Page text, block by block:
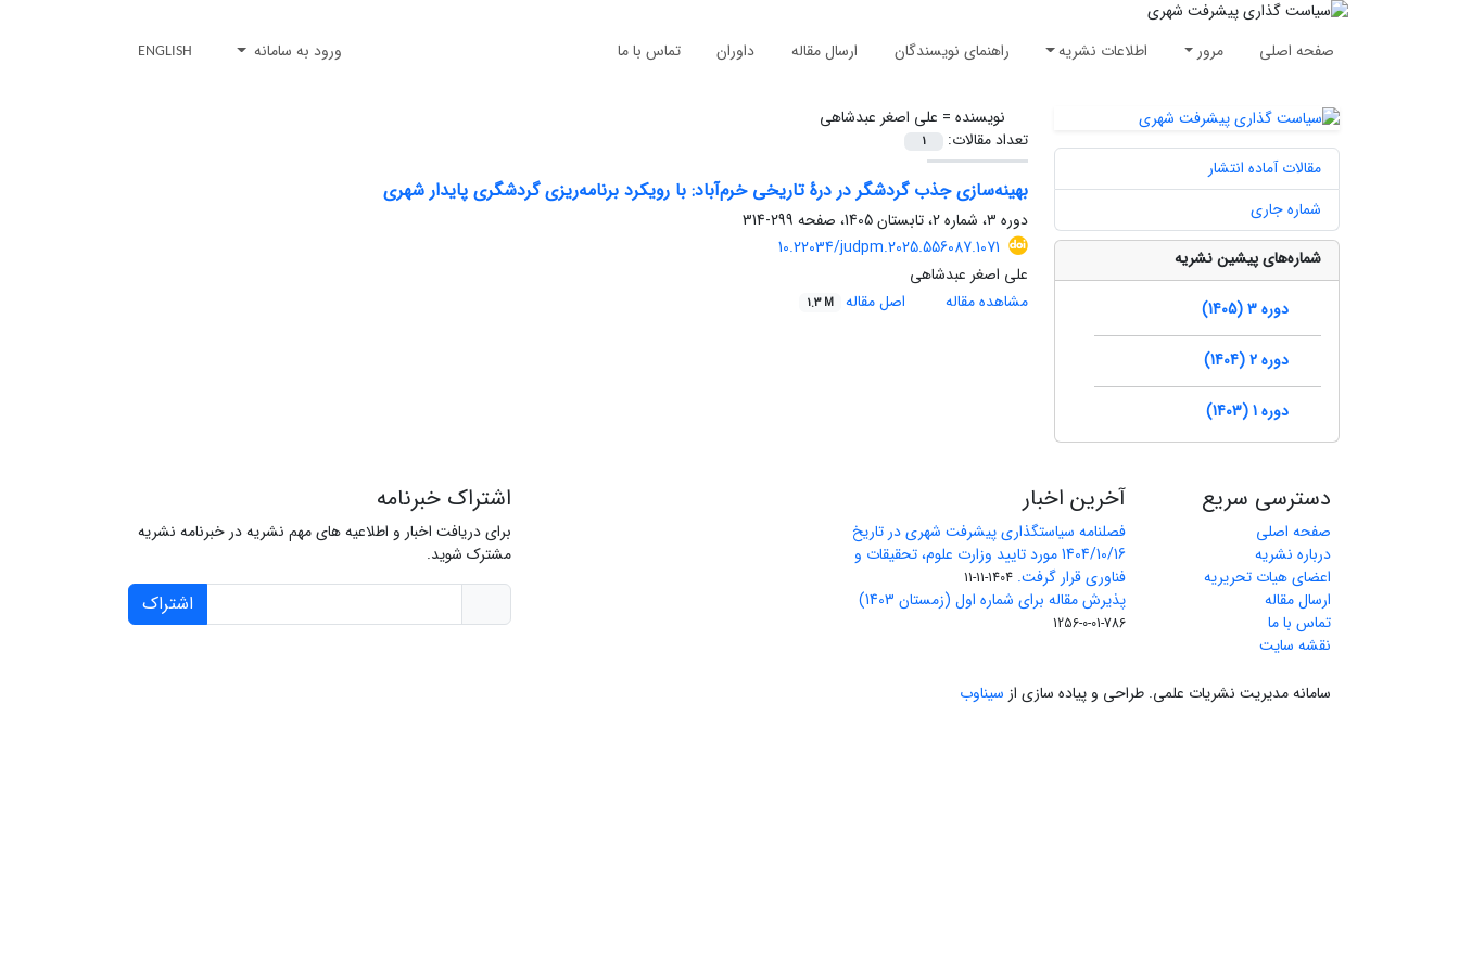
صفحه اصلی مرور اطلاعات نشریه راهنمای نویسندگان ارسال مقاله داوران تماس با ما ورود به سامانه ENGLISH
نویسنده = علی اصغر عبدشاهی
تعداد مقالات:
1
بهینه‌سازی جذب گردشگر در درۀ تاریخی خرم‌آباد: با رویکرد برنامه‌ریزی گردشگری پایدار شهری
دوره 3، شماره 2، تابستان 1405، صفحه
299-314
10.22034/judpm.2025.556087.1071
علی اصغر عبدشاهی
مشاهده مقاله
اصل مقاله 1.3 M
مقالات آماده انتشار
شماره جاری
شماره‌های پیشین نشریه
دوره 3 (1405)
دوره 2 (1404)
دوره 1 (1403)
دسترسی سریع
صفحه اصلی
درباره نشریه
اعضای هیات تحریریه
ارسال مقاله
تماس با ما
نقشه سایت
آخرین اخبار
فصلنامه سیاستگذاری پیشرفت شهری در تاریخ
1404/10/16 مورد تایید وزارت علوم، تحقیقات و
فناوری قرار گرفت. 1404-11-11
پذیرش مقاله برای شماره اول (زمستان 1403)
786-01-0-1256
اشتراک خبرنامه
برای دریافت اخبار و اطلاعیه های مهم نشریه در خبرنامه نشریه
مشترک شوید.
اشتراک
سامانه مدیریت نشریات علمی. طراحی و پیاده سازی از سیناوب